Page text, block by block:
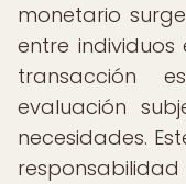
monetario
entre
transacción
evaluación
necesidades.